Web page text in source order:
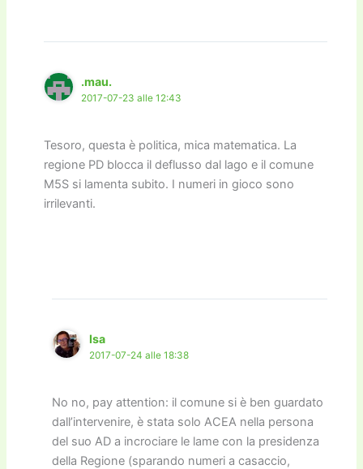
.mau.
2017-07-23 alle 12:43
Tesoro, questa è politica, mica matematica. La
regione PD blocca il deflusso dal lago e il comune
M5S si lamenta subito. I numeri in gioco sono
irrilevanti.
Isa
2017-07-24 alle 18:38
No no, pay attention: il comune si è ben guardato
dall’intervenire, è stata solo ACEA nella persona
del suo AD a incrociare le lame con la presidenza
della Regione (sparando numeri a casaccio,